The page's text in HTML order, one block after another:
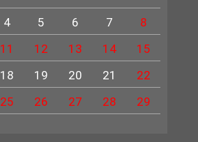
4 5 6 7
8
11 12 13 14
15
18 19 20 21
22
25 26 27 28
29